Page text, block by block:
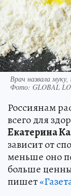
Врач назвала
Фото: GLOBAL
Россиянам
всего для
Екатерина
зависит от
меньше оно
больше
пишет